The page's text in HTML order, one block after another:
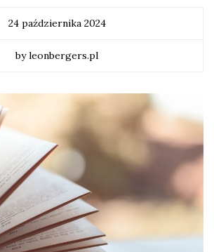
24 października 2024
by leonbergers.pl